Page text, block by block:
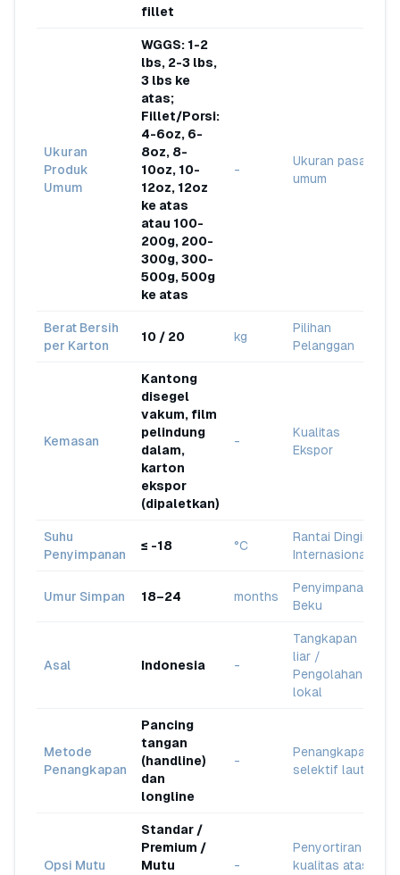
fillet
Ukuran
Produk
Umum
WGGS: 1-2
lbs, 2-3 lbs,
3 lbs ke
atas;
Fillet/Porsi:
4-6oz, 6-
8oz, 8-
10oz, 10-
12oz, 12oz
ke atas
atau 100-
200g, 200-
300g, 300-
500g, 500g
ke atas
-
Ukuran pasar
umum
Berat Bersih
per Karton
10 / 20 kg
Pilihan
Pelanggan
Kemasan
Kantong
disegel
vakum, film
pelindung
dalam,
karton
ekspor
(dipaletkan)
-
Kualitas
Ekspor
Suhu
Penyimpanan
≤ -18 °C
Rantai Dingin
Internasional
Umur Simpan 18–24 months
Penyimpanan
Beku
Asal Indonesia -
Tangkapan
liar /
Pengolahan
lokal
Metode
Penangkapan
Pancing
tangan
(handline)
dan
longline
-
Penangkapan
selektif laut
Opsi Mutu
Standar /
Premium /
Mutu
-
Penyortiran
kualitas atas